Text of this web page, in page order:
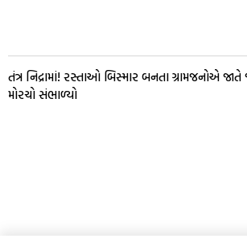
તંત્ર નિદ્રામાં! રસ્તાઓ બિસ્માર બનતા ગ્રામજનોએ
મોરચો સંભાળ્યો